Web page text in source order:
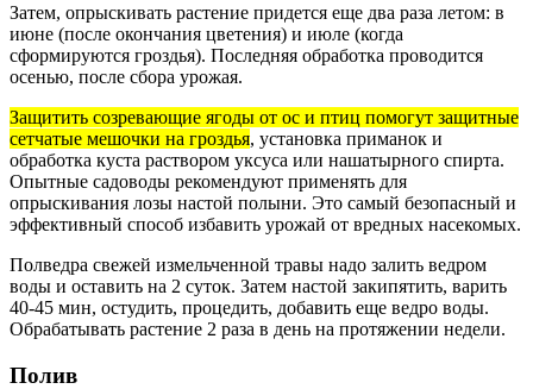
Затем, опрыскивать растение придется еще два раза летом: в
июне (после окончания цветения) и июле (когда
сформируются гроздья). Последняя обработка проводится
осенью, после сбора урожая.
Защитить созревающие ягоды от ос и птиц помогут защитные
сетчатые мешочки на гроздья, установка приманок и
обработка куста раствором уксуса или нашатырного спирта.
Опытные садоводы рекомендуют применять для
опрыскивания лозы настой полыни. Это самый безопасный и
эффективный способ избавить урожай от вредных насекомых.
Полведра свежей измельченной травы надо залить ведром
воды и оставить на 2 суток. Затем настой закипятить, варить
40-45 мин, остудить, процедить, добавить еще ведро воды.
Обрабатывать растение 2 раза в день на протяжении недели.
Полив